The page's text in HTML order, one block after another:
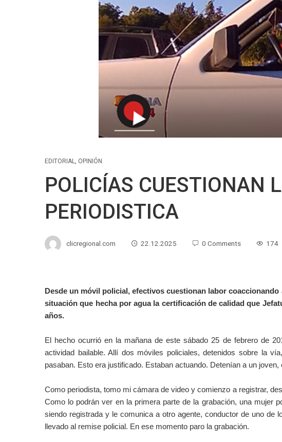
EDITORIAL, OPINIÓN
POLICÍAS CUESTIONAN
PERIODISTICA
clicregional.com 22.12.2025 0 Comments 174
Desde un móvil policial, efectivos cuestionan labor
situación que hecha por agua la certificación de calidad que
años.
El hecho ocurrió en la mañana de este sábado 25 de febrero de
actividad bailable. Allí dos móviles policiales, detenidos sobre la
pasaban. Esto era justificado. Estaban actuando. Detenían a un
Como periodista, tomo mi cámara de video y comienzo a registrar,
Como lo podrán ver en la primera parte de la grabación, una mujer
siendo registrada y le comunica a otro agente, conductor de uno de
llevado al remise policial. En ese momento paro la grabación.